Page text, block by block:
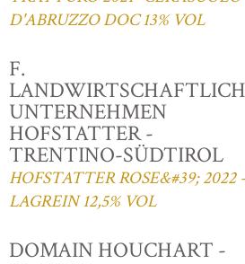
D'ABRUZZO DOC 13% VOL
F.
UNTERNEHMEN
HOFSTATTER -
TRENTINO-SÜDTIROL
HOFSTATTER ROSE&#39; 2022 -
LAGREIN 12,5% VOL
DOMAIN HOUCHART -